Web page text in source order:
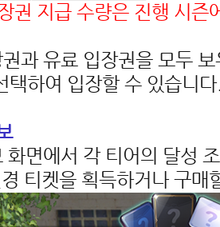
권 지급 수량은 진행 시즌
과 유료 입장권을 모두
택하여 입장할 수 있습니
화면에서 각 티어의 달성
티켓을 획득하거나 구매